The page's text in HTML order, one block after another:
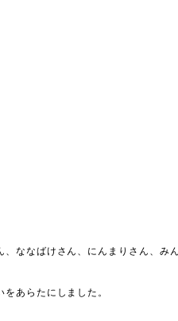
ななばけさん、にんまりさん、み
あらたにしました。